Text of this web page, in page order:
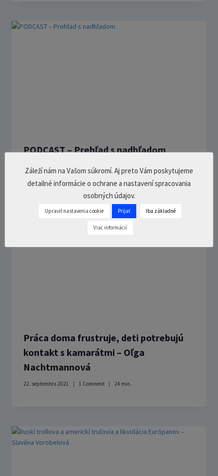
PODCAST – Prehľad s nadhľadom
19. februára 2024 0 Comments 11 min.
Práca doma frustruje, deti potrebujú
kontakt s kamarátmi – Oľga
Nachtmannová
22. septembra 2021 1 Comment 24 min.
Záleží nám na Vašom súkromí. Aj preto Vám poskytujeme
detailné informácie o ochrane a nastavení spracovania
osobných údajov.
Upraviť nastavenia cookie Prijať Iba základné
Viac informácií